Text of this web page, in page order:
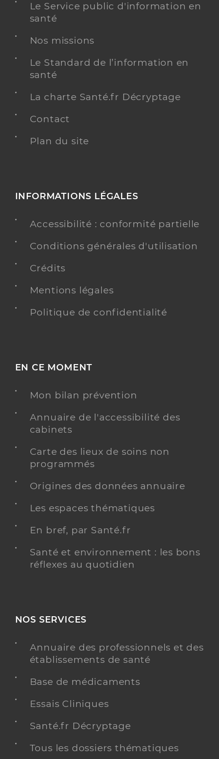
Le Service public d'information en
santé
Nos missions
Le Standard de l’information en
santé
La charte Santé.fr Décryptage
Contact
Plan du site
INFORMATIONS LÉGALES
Accessibilité : conformité partielle
Conditions générales d'utilisation
Crédits
Mentions légales
Politique de confidentialité
EN CE MOMENT
Mon bilan prévention
Annuaire de l'accessibilité des
cabinets
Carte des lieux de soins non
programmés
Origines des données annuaire
Les espaces thématiques
En bref, par Santé.fr
Santé et environnement : les bons
réflexes au quotidien
NOS SERVICES
Annuaire des professionnels et des
établissements de santé
Base de médicaments
Essais Cliniques
Santé.fr Décryptage
Tous les dossiers thématiques